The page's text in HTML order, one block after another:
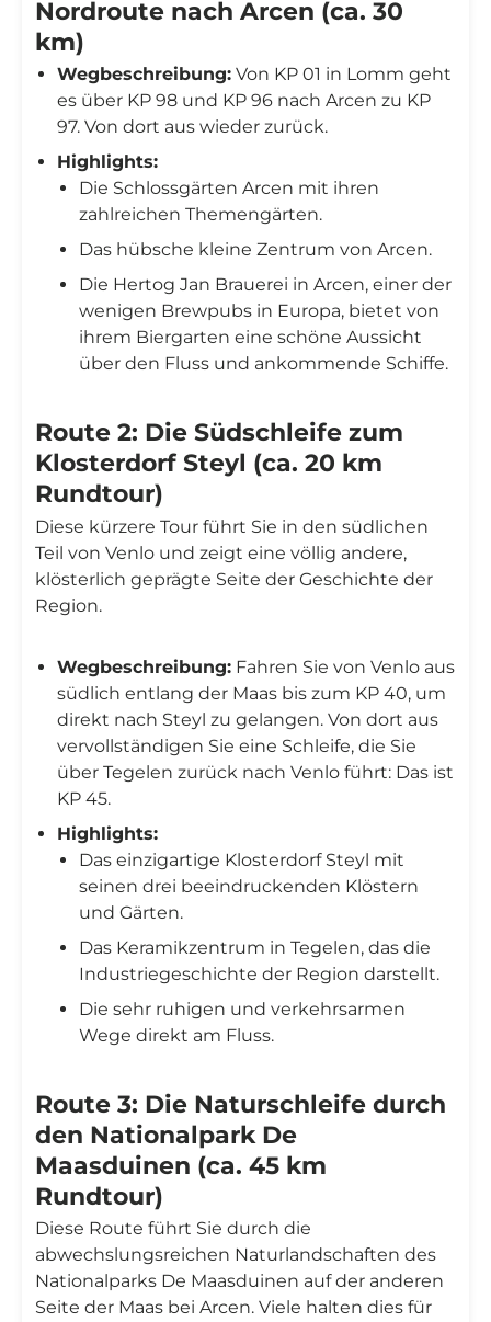
Nordroute nach Arcen (ca. 30
km)
Wegbeschreibung: Von KP 01 in Lomm geht
es über KP 98 und KP 96 nach Arcen zu KP
97. Von dort aus wieder zurück.
Highlights:
Die Schlossgärten Arcen mit ihren
zahlreichen Themengärten.
Das hübsche kleine Zentrum von Arcen.
Die Hertog Jan Brauerei in Arcen, einer der
wenigen Brewpubs in Europa, bietet von
ihrem Biergarten eine schöne Aussicht
über den Fluss und ankommende Schiffe.
Route 2: Die Südschleife zum
Klosterdorf Steyl (ca. 20 km
Rundtour)
Diese kürzere Tour führt Sie in den südlichen
Teil von Venlo und zeigt eine völlig andere,
klösterlich geprägte Seite der Geschichte der
Region.
Wegbeschreibung: Fahren Sie von Venlo aus
südlich entlang der Maas bis zum KP 40, um
direkt nach Steyl zu gelangen. Von dort aus
vervollständigen Sie eine Schleife, die Sie
über Tegelen zurück nach Venlo führt: Das ist
KP 45.
Highlights:
Das einzigartige Klosterdorf Steyl mit
seinen drei beeindruckenden Klöstern
und Gärten.
Das Keramikzentrum in Tegelen, das die
Industriegeschichte der Region darstellt.
Die sehr ruhigen und verkehrsarmen
Wege direkt am Fluss.
Route 3: Die Naturschleife durch
den Nationalpark De
Maasduinen (ca. 45 km
Rundtour)
Diese Route führt Sie durch die
abwechslungsreichen Naturlandschaften des
Nationalparks De Maasduinen auf der anderen
Seite der Maas bei Arcen. Viele halten dies für